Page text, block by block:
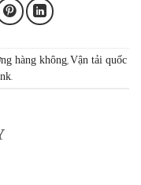
hàng không Vận tải quốc